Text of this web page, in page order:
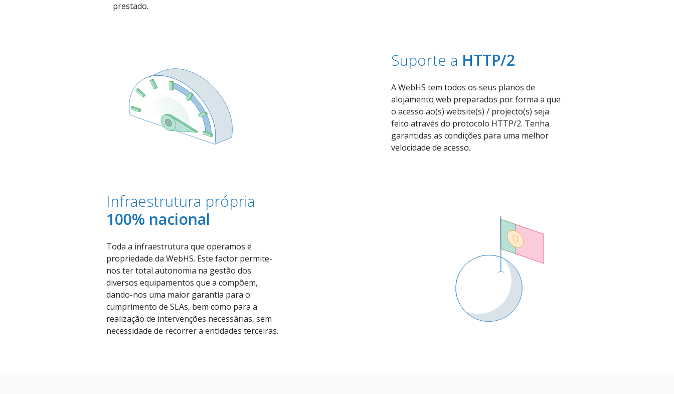
prestado.
Suporte a HTTP/2
A WebHS tem todos os seus planos de
alojamento web preparados por forma a que
o acesso ao(s) website(s) / projecto(s) seja
feito através do protocolo HTTP/2. Tenha
garantidas as condições para uma melhor
velocidade de acesso.
Infraestrutura própria
100% nacional
Toda a infraestrutura que operamos é
propriedade da WebHS. Este factor permite-
nos ter total autonomia na gestão dos
diversos equipamentos que a compõem,
dando-nos uma maior garantia para o
cumprimento de SLAs, bem como para a
realização de intervenções necessárias, sem
necessidade de recorrer a entidades terceiras.